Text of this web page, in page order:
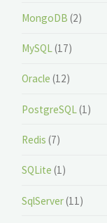
MongoDB (2)
MySQL(17)
Oracle (12)
PostgreSQL (1)
Redis (7)
SQLite (1)
SqlServer(11)